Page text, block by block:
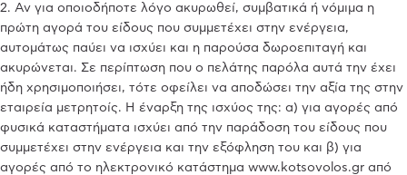
2. Αν για οποιοδήποτε λόγο ακυρωθεί, συμβατικά ή νόμιμα η
πρώτη αγορά του είδους που συμμετέχει στην ενέργεια,
αυτομάτως παύει να ισχύει και η παρούσα δωροεπιταγή και
ακυρώνεται. Σε περίπτωση που ο πελάτης παρόλα αυτά την έχει
ήδη χρησιμοποιήσει, τότε οφείλει να αποδώσει την αξία της στην
εταιρεία μετρητοίς. Η έναρξη της ισχύος της: α) για αγορές από
φυσικά καταστήματα ισχύει από την παράδοση του είδους που
συμμετέχει στην ενέργεια και την εξόφληση του και β) για
αγορές από το ηλεκτρονικό κατάστημα www.kotsovolos.gr από